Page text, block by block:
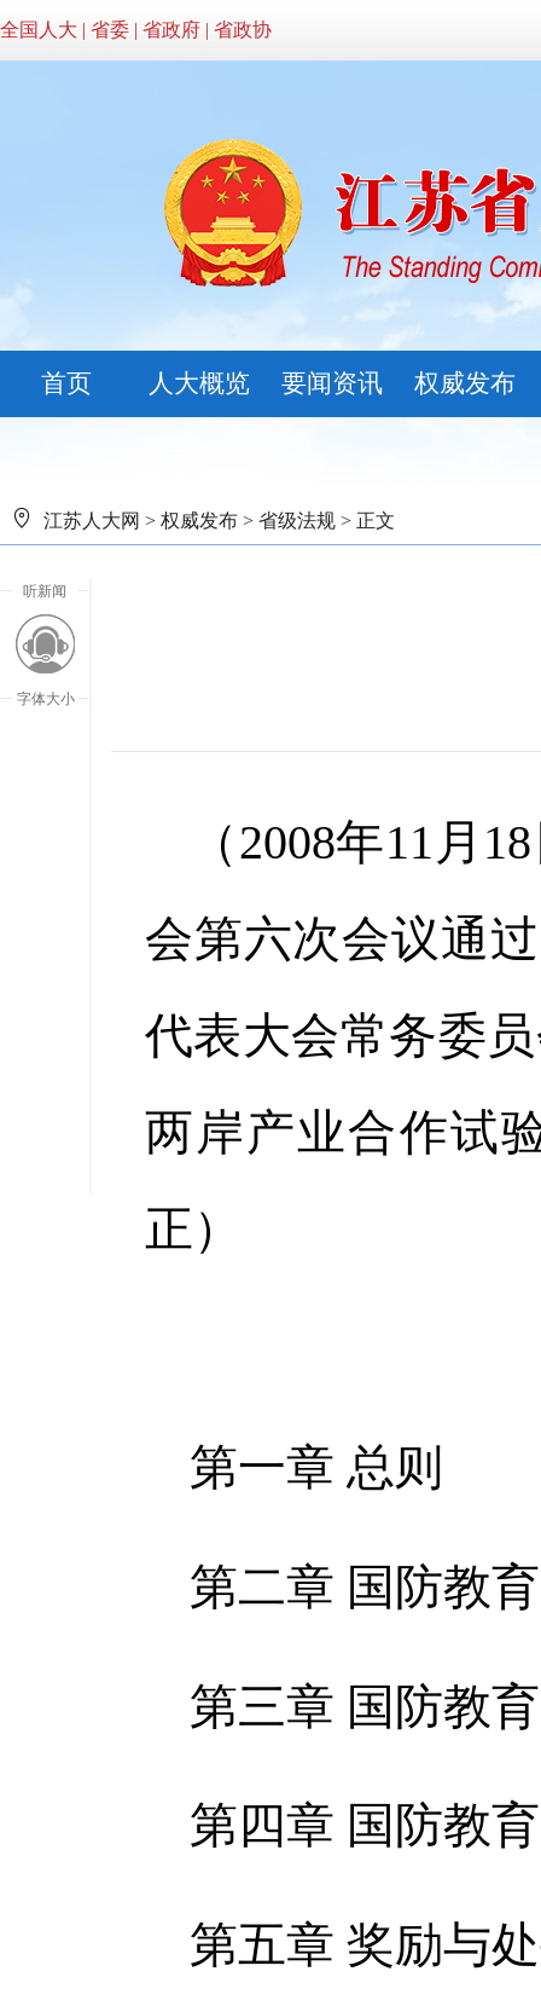
全国人大 | 省委 | 省政府 | 省政协
首页 人大概览 要闻资讯 权威发布
江苏人大网 > 权威发布 > 省级法规 > 正文
听新闻
字体大小
（2008年11月
会第六次会议通
代表大会常务委
两岸产业合作试
正）
第一章 总则
第二章 国防教
第三章 国防教
第四章 国防教
第五章 奖励与